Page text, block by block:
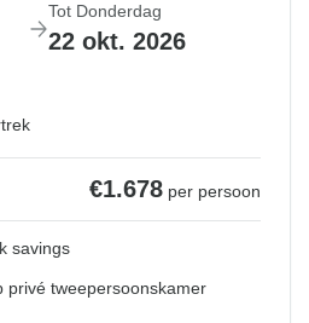
Tot Donderdag
22 okt. 2026
€1.678 per persoon
savings
privé tweepersoonskamer